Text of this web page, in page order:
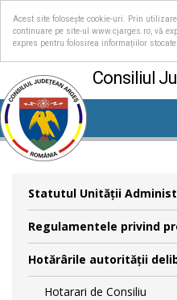
Acest site folosește cookie-uri. Prin
continuare pe site-ul www.cjarges.ro, vă
expres pentru folosirea informațiilor stocate.
Consiliul
Statutul Unităţii
Regulamentele privind
Hotărârile autorităţii
Hotarari de Consiliu